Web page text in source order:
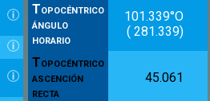
Topocéntrico
ángulo
horario
101.339°O
( 281.339)
Topocéntrico
ascención
recta
45.061